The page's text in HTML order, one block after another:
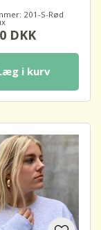
201-S-Rød
DKK
i kurv